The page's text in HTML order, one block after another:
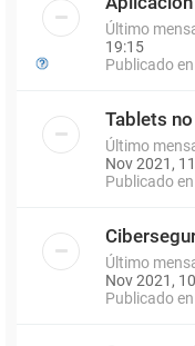
Último
19:15
Publicado en
Tablets no
Último
Nov 2021,
Publicado en
Último
Nov 2021,
Publicado en